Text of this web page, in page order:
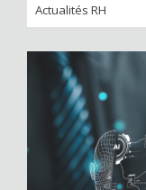
Actualités RH